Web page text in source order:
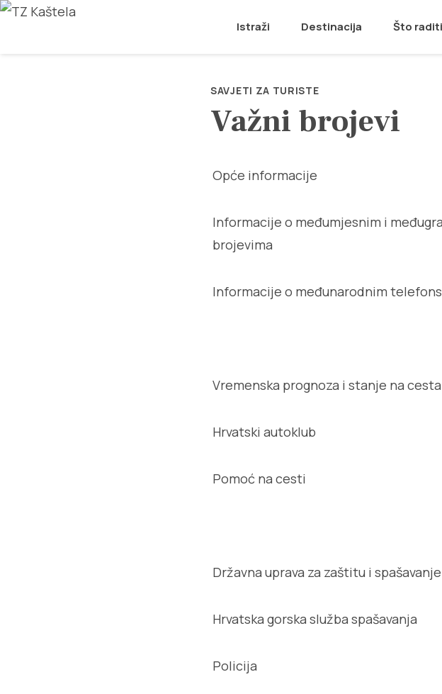
Istraži Destinacija Što raditi
SAVJETI ZA TURISTE
Važni brojevi
Opće informacije
Informacije o međumjesnim i
brojevima
Informacije o međunarodnim
Vremenska prognoza i stanje na
Hrvatski autoklub
Pomoć na cesti
Državna uprava za zaštitu i spašavanje
Hrvatska gorska služba spašavanja
Policija